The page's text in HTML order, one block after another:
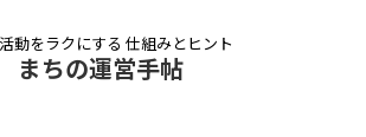
動をラクにする 仕組みとヒント
まちの運営手帖